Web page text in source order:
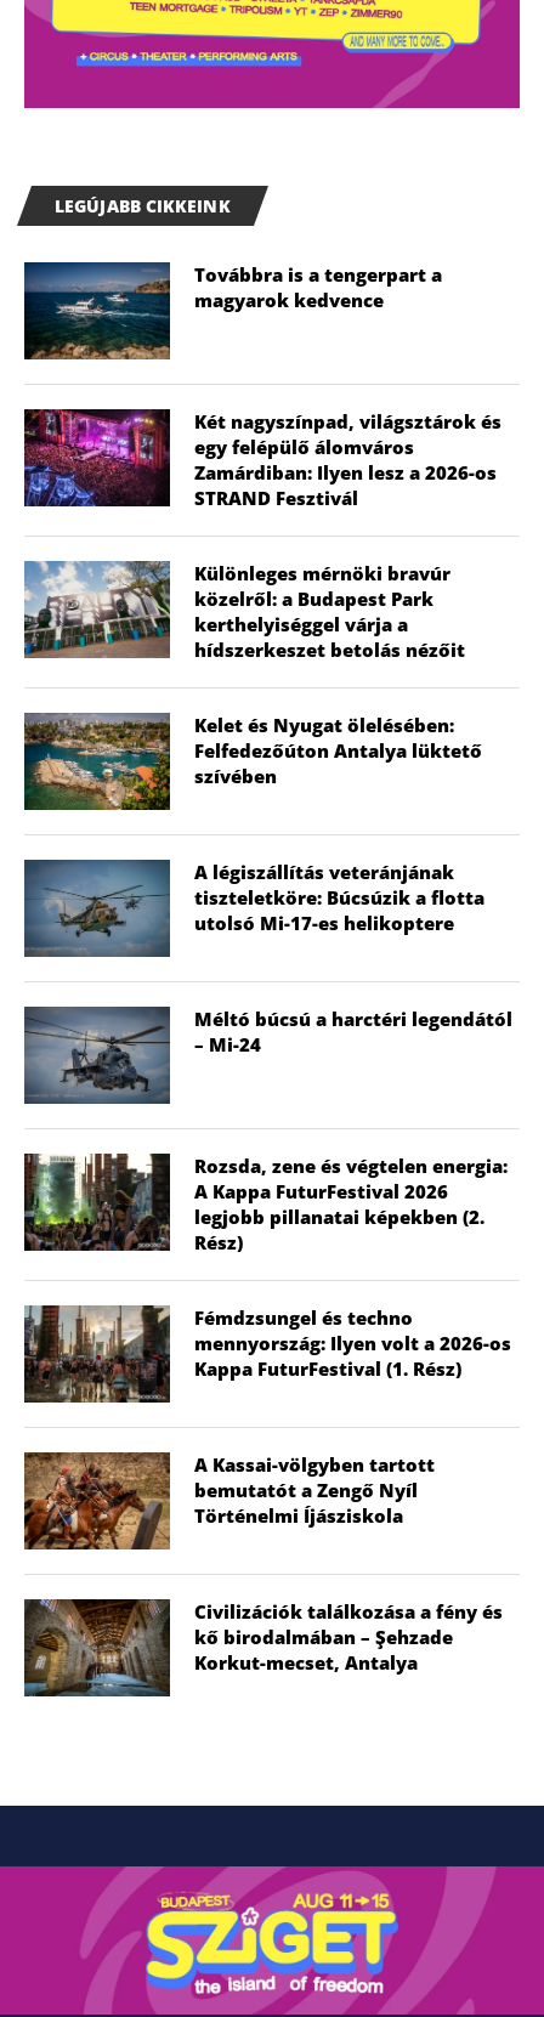
LEGÚJABB CIKKEINK
Továbbra is a tengerpart a
magyarok kedvence
Két nagyszínpad, világsztárok és
egy felépülő álomváros
Zamárdiban: Ilyen lesz a 2026-os
STRAND Fesztivál
Különleges mérnöki bravúr
közelről: a Budapest Park
kerthelyiséggel várja a
hídszerkeszet betolás nézőit
Kelet és Nyugat ölelésében:
Felfedezőúton Antalya lüktető
szívében
A légiszállítás veteránjának
tiszteletköre: Búcsúzik a flotta
utolsó Mi-17-es helikoptere
Méltó búcsú a harctéri legendától
– Mi-24
Rozsda, zene és végtelen energia:
A Kappa FuturFestival 2026
legjobb pillanatai képekben (2.
Rész)
Fémdzsungel és techno
mennyország: Ilyen volt a 2026-os
Kappa FuturFestival (1. Rész)
A Kassai-völgyben tartott
bemutatót a Zengő Nyíl
Történelmi Íjásziskola
Civilizációk találkozása a fény és
kő birodalmában – Şehzade
Korkut-mecset, Antalya